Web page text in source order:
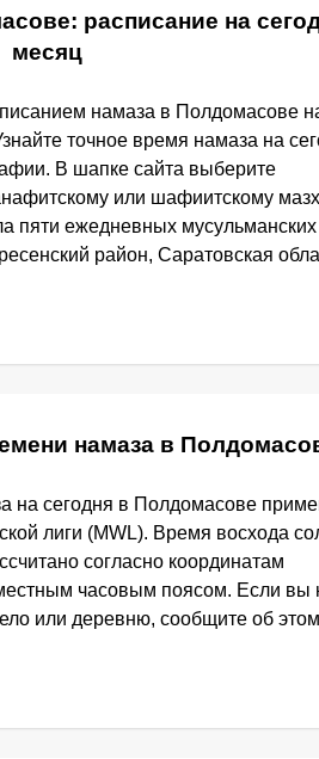
расписание на
месяц
намаза в Полдомасове
точное время намаза на
В шапке сайта выберите
или шафиитскому
пяти ежедневных мусульманских
район, Саратовская
намаза в
на сегодня в Полдомасове
лиги (MWL). Время восхода
согласно координатам
часовым поясом. Если вы
или деревню, сообщите об